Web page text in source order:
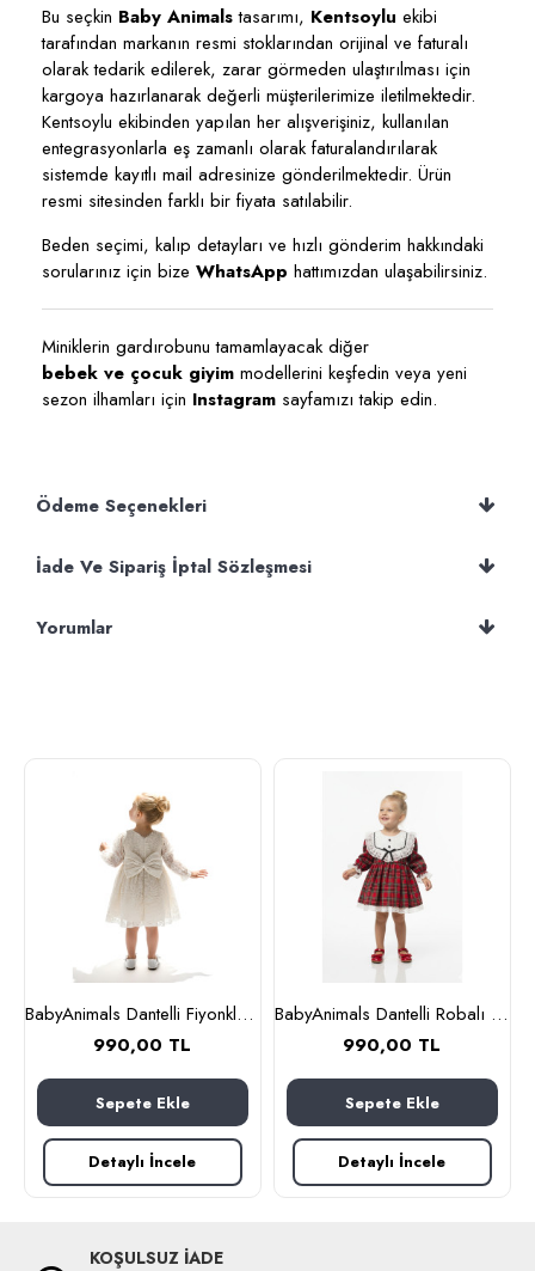
Bu seçkin Baby Animalstasarımı, Kentsoylu ekibi
tarafından markanın resmi stoklarından orijinal ve faturalı
olarak tedarik edilerek, zarar görmeden ulaştırılması için
kargoya hazırlanarak değerli müşterilerimize iletilmektedir.
Kentsoylu ekibinden yapılan her alışverişiniz, kullanılan
entegrasyonlarla eş zamanlı olarak faturalandırılarak
sistemde kayıtlı mail adresinize gönderilmektedir. Ürün
resmi sitesinden farklı bir fiyata satılabilir.
Beden seçimi, kalıp detayları ve hızlı gönderim hakkındaki
sorularınız için bize WhatsApp hattımızdan ulaşabilirsiniz.
Miniklerin gardırobunu tamamlayacak diğer
bebek ve çocuk giyim modellerini keşfedin veya yeni
sezon ilhamları için Instagram sayfamızı takip edin.
Ödeme Seçenekleri
İade Ve Sipariş İptal Sözleşmesi
Yorumlar
BabyAnimals Dantelli Fiyonklu Çiçekli Kız Çocuk Krem
990,00 TL
Sepete Ekle
Detaylı İncele
BabyAnimals Dantelli Robalı Ekoseli Kız Çocuk Elbise Kırmızı
990,00 TL
Sepete Ekle
Detaylı İncele
KOŞULSUZ İADE